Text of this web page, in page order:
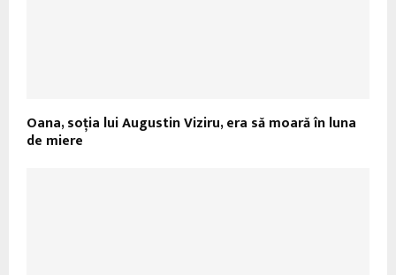
Oana, soţia lui Augustin Viziru, era să moară în luna
de miere